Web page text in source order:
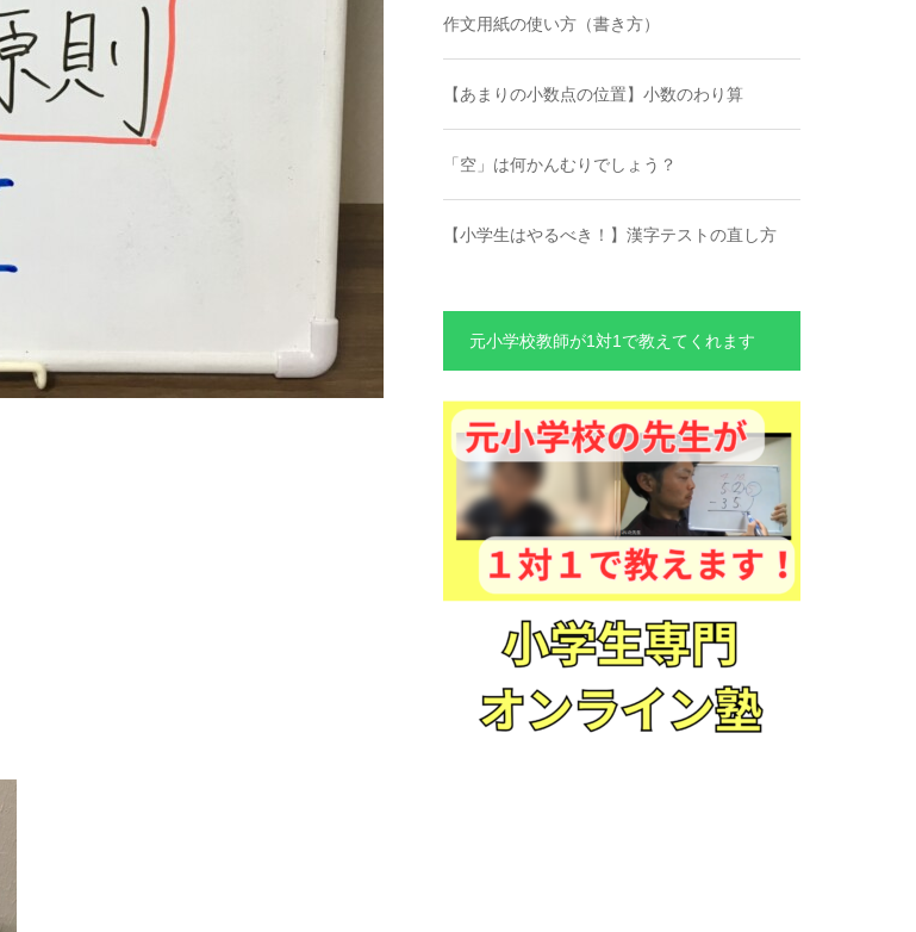
作文用紙の使い方（書き方）
【あまりの小数点の位置】小数のわり算
「空」は何かんむりでしょう？
【小学生はやるべき！】漢字テストの直し方
元小学校教師が1対1で教えてくれます